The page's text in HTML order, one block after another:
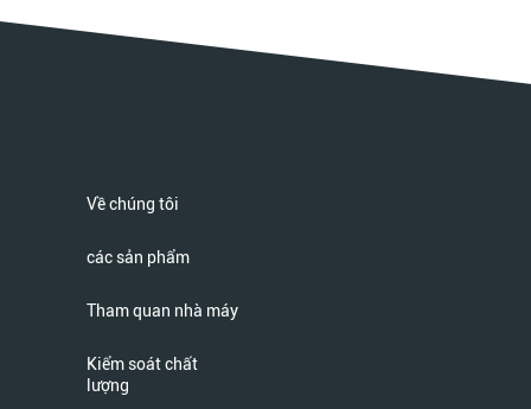
Về chúng tôi
các sản phẩm
Tham quan nhà máy
Kiểm soát chất
lượng